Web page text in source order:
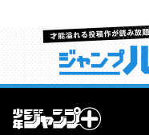
才能溢れる投稿作